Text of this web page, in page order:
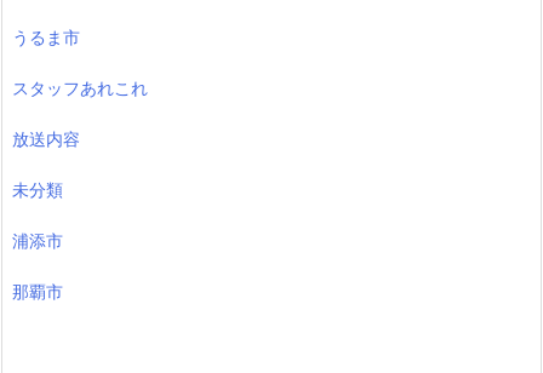
うるま市
スタッフあれこれ
放送内容
未分類
浦添市
那覇市